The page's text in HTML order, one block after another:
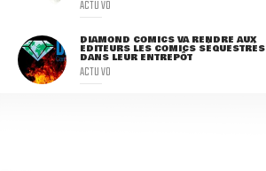
ACTU VO
DIAMOND COMICS VA RENDRE AUX
ÉDITEURS LES COMICS SÉQUESTRÉS
DANS LEUR ENTREPÔT
ACTU VO